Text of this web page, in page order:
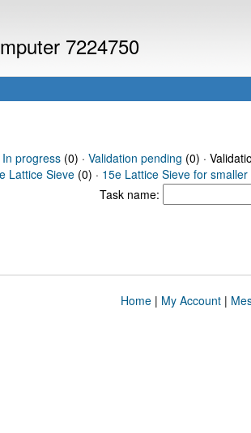
7224750
In progress(0) · Validation pending (0) ·
Lattice Sieve (0) · 15e Lattice Sieve for
Task name:
Home| My Account|